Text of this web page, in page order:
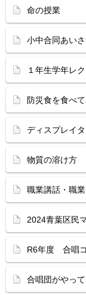
命の授業
小中合同あい
１年生学年レク
防災食を食べ
ディスプレイ
物質の溶け方
職業講話・職
2024青葉区民
R6年度 合唱
合唱団がやって